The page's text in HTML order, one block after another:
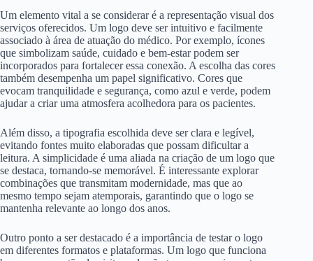
Um elemento vital a se considerar é a representação visual dos
serviços oferecidos. Um logo deve ser intuitivo e facilmente
associado à área de atuação do médico. Por exemplo, ícones
que simbolizam saúde, cuidado e bem-estar podem ser
incorporados para fortalecer essa conexão. A escolha das cores
também desempenha um papel significativo. Cores que
evocam tranquilidade e segurança, como azul e verde, podem
ajudar a criar uma atmosfera acolhedora para os pacientes.
Além disso, a tipografia escolhida deve ser clara e legível,
evitando fontes muito elaboradas que possam dificultar a
leitura. A simplicidade é uma aliada na criação de um logo que
se destaca, tornando-se memorável. É interessante explorar
combinações que transmitam modernidade, mas que ao
mesmo tempo sejam atemporais, garantindo que o logo se
mantenha relevante ao longo dos anos.
Outro ponto a ser destacado é a importância de testar o logo
em diferentes formatos e plataformas. Um logo que funciona